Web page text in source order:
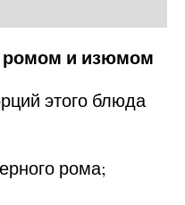
ромом и изюмом
этого блюда
рома;